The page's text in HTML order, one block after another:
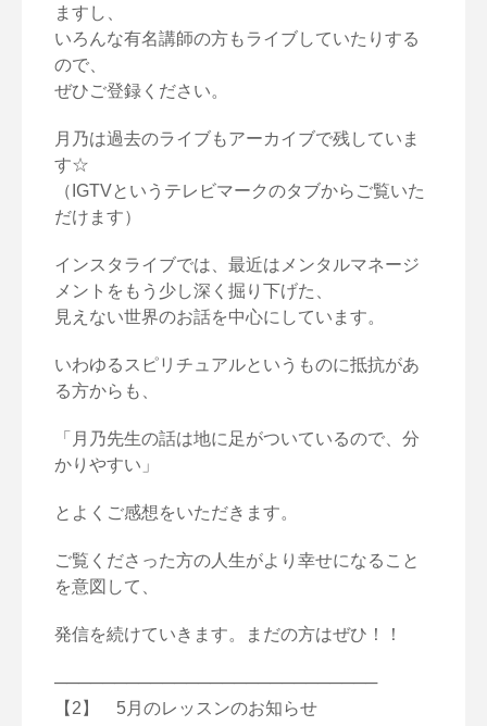
ますし、
いろんな有名講師の方もライブしていたりする
ので、
ぜひご登録ください。
月乃は過去のライブもアーカイブで残していま
す☆
（IGTVというテレビマークのタブからご覧いた
だけます）
インスタライブでは、最近はメンタルマネージ
メントをもう少し深く掘り下げた、
見えない世界のお話を中心にしています。
いわゆるスピリチュアルというものに抵抗があ
る方からも、
「月乃先生の話は地に足がついているので、分
かりやすい」
とよくご感想をいただきます。
ご覧くださった方の人生がより幸せになること
を意図して、
発信を続けていきます。まだの方はぜひ！！
───────────────────────────
【2】 5月のレッスンのお知らせ